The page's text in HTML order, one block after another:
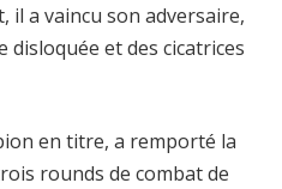
a vaincu son adversaire,
disloquée et des cicatrices
en titre, a remporté la
rounds de combat de